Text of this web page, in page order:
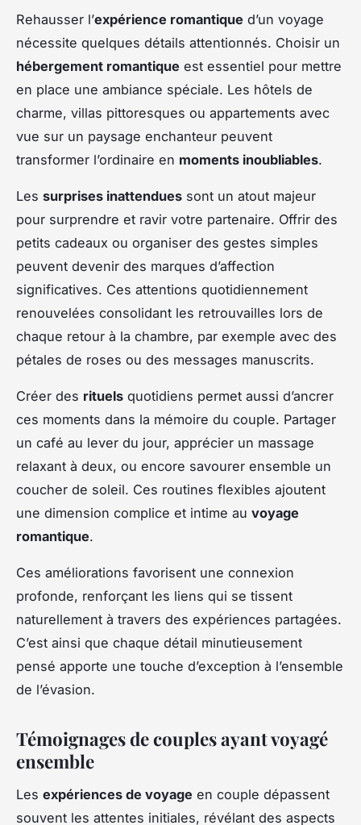
Rehausser l’expérience romantique d’un voyage
nécessite quelques détails attentionnés. Choisir un
hébergement romantique est essentiel pour mettre
en place une ambiance spéciale. Les hôtels de
charme, villas pittoresques ou appartements avec
vue sur un paysage enchanteur peuvent
transformer l’ordinaire en moments inoubliables.
Les surprises inattendues sont un atout majeur
pour surprendre et ravir votre partenaire. Offrir des
petits cadeaux ou organiser des gestes simples
peuvent devenir des marques d’affection
significatives. Ces attentions quotidiennement
renouvelées consolidant les retrouvailles lors de
chaque retour à la chambre, par exemple avec des
pétales de roses ou des messages manuscrits.
Créer des rituels quotidiens permet aussi d’ancrer
ces moments dans la mémoire du couple. Partager
un café au lever du jour, apprécier un massage
relaxant à deux, ou encore savourer ensemble un
coucher de soleil. Ces routines flexibles ajoutent
une dimension complice et intime au voyage
romantique.
Ces améliorations favorisent une connexion
profonde, renforçant les liens qui se tissent
naturellement à travers des expériences partagées.
C’est ainsi que chaque détail minutieusement
pensé apporte une touche d’exception à l’ensemble
de l’évasion.
Témoignages de couples ayant voyagé
ensemble
Les expériences de voyage en couple dépassent
souvent les attentes initiales, révélant des aspects